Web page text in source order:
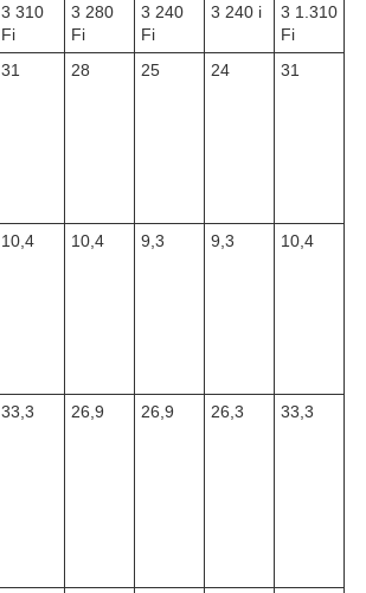
3 310
Fi
3 280
Fi
3 240
Fi
3 240 i
3 1.310
Fi
31 28 25 24 31
10,4 10,4 9,3 9,3 10,4
33,3 26,9 26,9 26,3 33,3